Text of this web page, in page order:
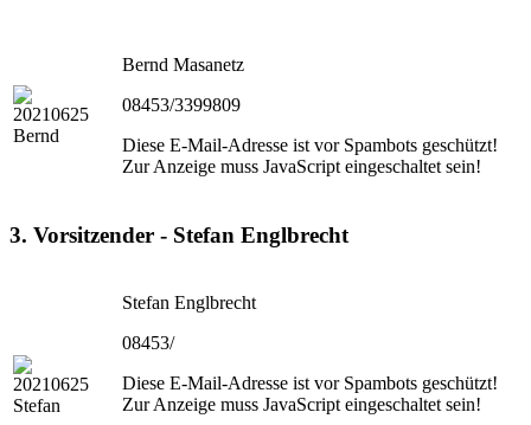
Bernd Masanetz
08453/3399809
Diese E-Mail-Adresse ist vor Spambots geschützt!
Zur Anzeige muss JavaScript eingeschaltet sein!
3. Vorsitzender - Stefan Englbrecht
Stefan Englbrecht
08453/
Diese E-Mail-Adresse ist vor Spambots geschützt!
Zur Anzeige muss JavaScript eingeschaltet sein!